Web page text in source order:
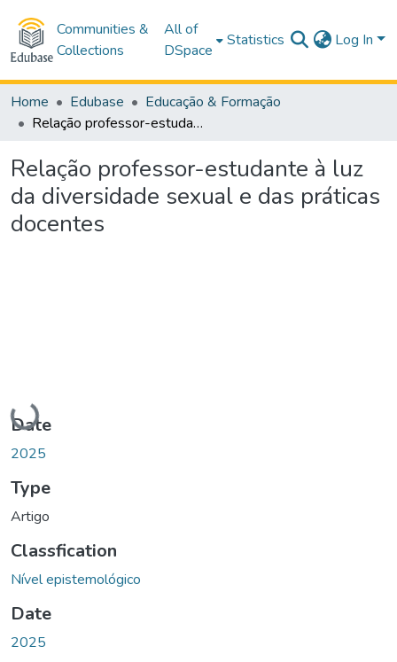
Communities &
Collections
All of
DSpace
Statistics Log In
Home Edubase
Educação & Formação
Relação professor-estudante à luz da diversidade sexual e das práticas docentes
Relação professor-estudante à luz
da diversidade sexual e das práticas
docentes
Loading...
Date
2025
Type
Artigo
Classfication
Nível epistemológico
Date
2025